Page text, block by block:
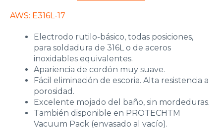
AWS: E316L-17
Electrodo rutilo-básico, todas posiciones,
para soldadura de 316L o de aceros
inoxidables equivalentes.
Apariencia de cordón muy suave.
Fácil eliminación de escoria. Alta resistencia a
porosidad.
Excelente mojado del baño, sin mordeduras.
También disponible en PROTECHTM
Vacuum Pack (envasado al vacío).